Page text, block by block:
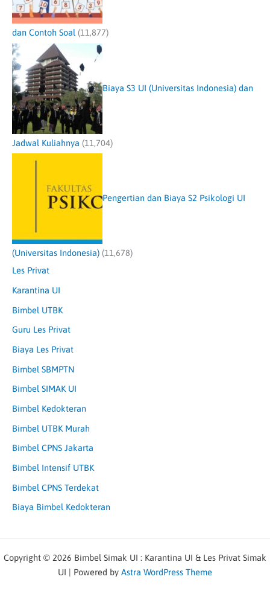
dan Contoh Soal (11,877)
Biaya S3 UI (Universitas Indonesia) dan
Jadwal Kuliahnya (11,704)
Pengertian dan Biaya S2 Psikologi UI
(Universitas Indonesia) (11,678)
Les Privat
Karantina UI
Bimbel UTBK
Guru Les Privat
Biaya Les Privat
Bimbel SBMPTN
Bimbel SIMAK UI
Bimbel Kedokteran
Bimbel UTBK Murah
Bimbel CPNS Jakarta
Bimbel Intensif UTBK
Bimbel CPNS Terdekat
Biaya Bimbel Kedokteran
Copyright © 2026 Bimbel Simak UI : Karantina UI & Les Privat Simak
UI | Powered by Astra WordPress Theme